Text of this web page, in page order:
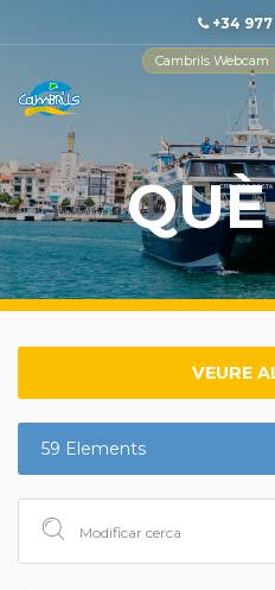
+34
Cambrils Webcam
VEURE
59 Elements
Modificar cerca